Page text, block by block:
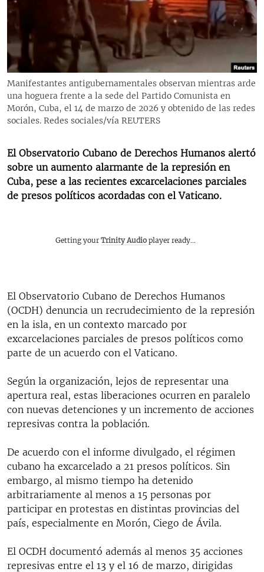
RADIO MARTÍ
ESPECIALES
ESPECIALES
LA REALIDAD DE LA VIVIENDA EN CUBA
SER VIEJO EN CUBA
KENTU-CUBANO
DESINFORMACIÓN RUSA EN AMÉRICA LATINA
LA INVASIÓN DE RUSIA A UCRANIA
MULTIMEDIA
EDITORIALES
SÍGUENOS
Manifestantes antigubernamentales observan mientras arde
una hoguera frente a la sede del Partido Comunista en
Morón, Cuba, el 14 de marzo de 2026 y obtenido de las redes
sociales. Redes sociales/vía REUTERS
El Observatorio Cubano de Derechos Humanos alertó
sobre un aumento alarmante de la represión en
Cuba, pese a las recientes excarcelaciones parciales
de presos políticos acordadas con el Vaticano.
Getting yourTrinity Audio player ready...
El Observatorio Cubano de Derechos Humanos
(OCDH) denuncia un recrudecimiento de la represión
en la isla, en un contexto marcado por
excarcelaciones parciales de presos políticos como
parte de un acuerdo con el Vaticano.
Según la organización, lejos de representar una
apertura real, estas liberaciones ocurren en paralelo
con nuevas detenciones y un incremento de acciones
represivas contra la población.
De acuerdo con el informe divulgado, el régimen
cubano ha excarcelado a 21 presos políticos. Sin
embargo, al mismo tiempo ha detenido
arbitrariamente al menos a 15 personas por
participar en protestas en distintas provincias del
país, especialmente en Morón, Ciego de Ávila.
El OCDH documentó además al menos 35 acciones
represivas entre el 13 y el 16 de marzo, dirigidas